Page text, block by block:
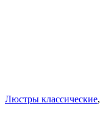
Люстры классические,